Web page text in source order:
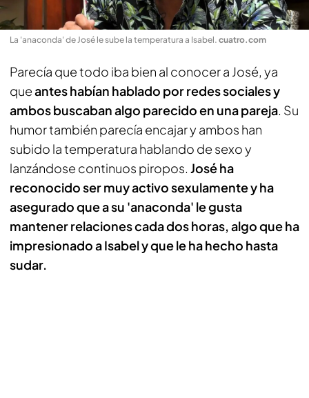
La 'anaconda' de José le sube la temperatura a Isabel. cuatro.com
Parecía que todo iba bien al conocer a José, ya
queantes habían hablado por redes sociales y
ambos buscaban algo parecido en una pareja. Su
humor también parecía encajar y ambos han
subido la temperatura hablando de sexo y
lanzándose continuos piropos. José ha
reconocido ser muy activo sexulamente y ha
asegurado que a su 'anaconda' le gusta
mantener relaciones cada dos horas, algo que ha
impresionado a Isabel y que le ha hecho hasta
sudar.